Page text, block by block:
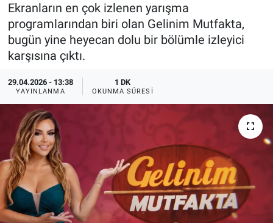
Ekranların en çok izlenen yarışma
programlarından biri olan Gelinim Mutfakta,
bugün yine heyecan dolu bir bölümle izleyici
karşısına çıktı.
29.04.2026 - 13:38
YAYINLANMA
1 DK
OKUNMA SÜRESI